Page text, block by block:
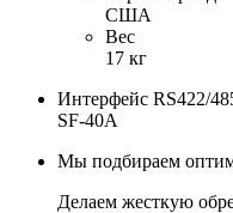
США
Вес
17 кг
Интерфейс RS422/
SF-40A
Мы подбираем
Делаем жесткую